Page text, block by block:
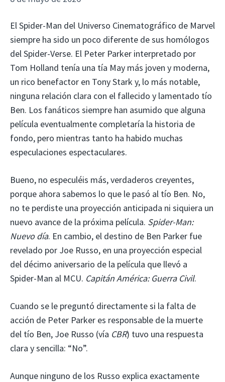
El Spider-Man del Universo Cinematográfico de Marvel
siempre ha sido un poco diferente de sus homólogos
del Spider-Verse. El Peter Parker interpretado por
Tom Holland tenía una tía May más joven y moderna,
un rico benefactor en Tony Stark y, lo más notable,
ninguna relación clara con el fallecido y lamentado tío
Ben. Los fanáticos siempre han asumido que alguna
película eventualmente completaría la historia de
fondo, pero mientras tanto ha habido muchas
especulaciones espectaculares.
Bueno, no especuléis más, verdaderos creyentes,
porque ahora sabemos lo que le pasó al tío Ben. No,
no te perdiste una proyección anticipada ni siquiera un
nuevo avance de la próxima película. Spider-Man:
Nuevo día. En cambio, el destino de Ben Parker fue
revelado por Joe Russo, en una proyección especial
del décimo aniversario de la película que llevó a
Spider-Man al MCU. Capitán América: Guerra Civil.
Cuando se le preguntó directamente si la falta de
acción de Peter Parker es responsable de la muerte
del tío Ben, Joe Russo (vía CBR) tuvo una respuesta
clara y sencilla: “No”.
Aunque ninguno de los Russo explica exactamente